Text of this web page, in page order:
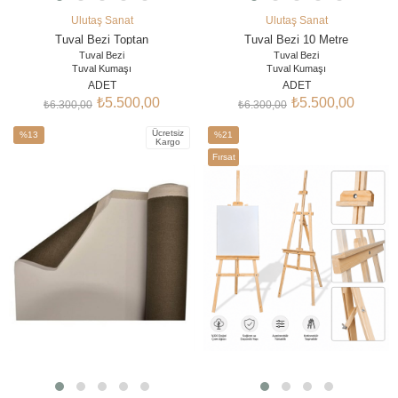
SEPETE EKLE
Ulutaş Sanat
Tuval Bezi Toptan
Tuval Bezi
Tuval Kumaşı
Astarlı Tuval Bezi
Kanvas Bezi
Tuval Kumaşı Fiyatları
ADET
₺5.500,00
₺6.300,00
SEPETE EKLE
Ulutaş Sanat
Tuval Bezi 10 Metre
Tuval Bezi
Tuval Kumaşı
Astarlı Tuval Bezi
Kanvas Bezi
Tuval Kumaşı Fiyatları
ADET
₺5.500,00
₺6.300,00
%13
Ücretsiz
Kargo
%21
İndirim
%21İndirim
Fırsat